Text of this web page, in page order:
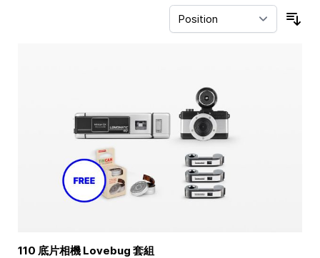
110 底片相機 Lovebug 套組